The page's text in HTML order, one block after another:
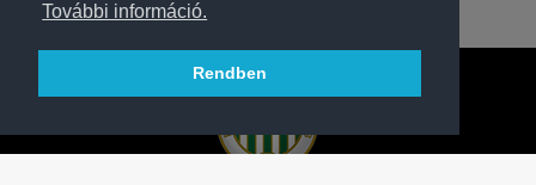
További információ.
Rendben